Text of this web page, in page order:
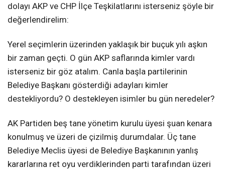
dolayı AKP ve CHP İlçe Teşkilatlarını isterseniz şöyle bir
değerlendirelim:
Yerel seçimlerin üzerinden yaklaşık bir buçuk yılı aşkın
bir zaman geçti. O gün AKP saflarında kimler vardı
isterseniz bir göz atalım. Canla başla partilerinin
Belediye Başkanı gösterdiği adayları kimler
destekliyordu? O destekleyen isimler bu gün neredeler?
AK Partiden beş tane yönetim kurulu üyesi şuan kenara
konulmuş ve üzeri de çizilmiş durumdalar. Üç tane
Belediye Meclis üyesi de Belediye Başkanının yanlış
kararlarına ret oyu verdiklerinden parti tarafından üzeri